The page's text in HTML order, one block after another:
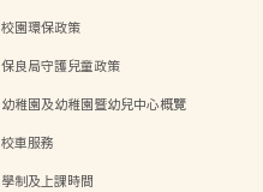
校園環保政策
保良局守護兒童政策
幼稚園及幼稚園暨幼兒中心概覽
校車服務
學制及上課時間